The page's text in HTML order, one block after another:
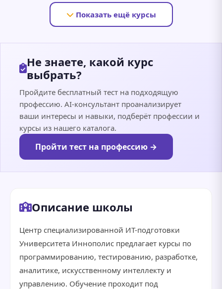
Показать ещё курсы
Не знаете, какой курс
выбрать?
Пройдите бесплатный тест на подходящую
профессию. AI-консультант проанализирует
ваши интересы и навыки, подберёт профессии и
курсы из нашего каталога.
Пройти тест на профессию →
Описание школы
Центр специализированной ИТ-подготовки
Университета Иннополис предлагает курсы по
программированию, тестированию, разработке,
аналитике, искусственному интеллекту и
управлению. Обучение проходит под